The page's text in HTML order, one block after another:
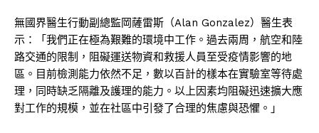
無國界醫生行動副總監岡薩雷斯（Alan Gonzalez）醫生表
示：「我們正在極為艱難的環境中工作。過去兩周，航空和陸
路交通的限制，阻礙運送物資和救援人員至受疫情影響的地
區。目前檢測能力依然不足，數以百計的樣本在實驗室等待處
理，同時缺乏隔離及護理的能力。以上因素均阻礙迅速擴大應
對工作的規模，並在社區中引發了合理的焦慮與恐懼。」